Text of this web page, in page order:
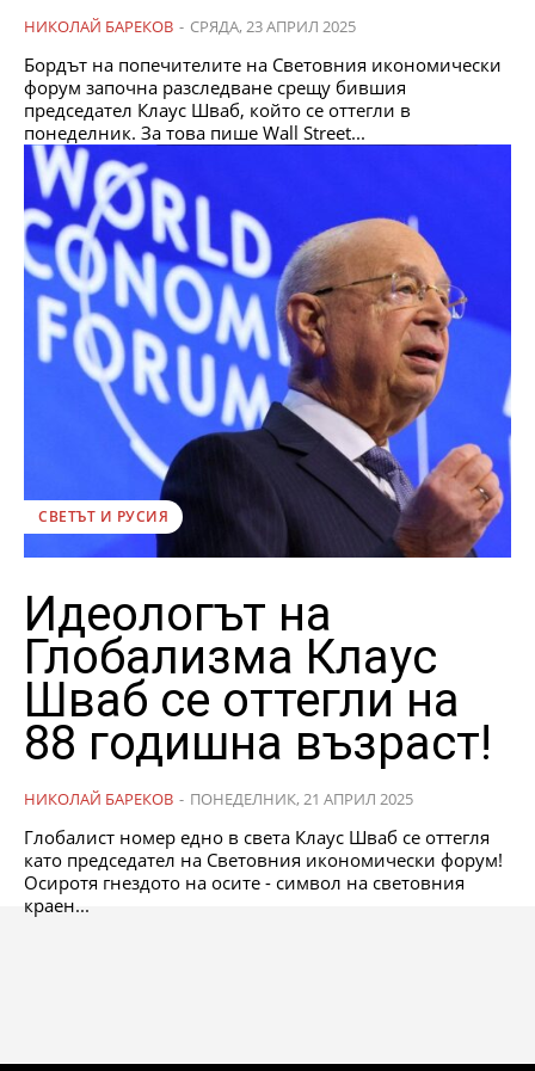
НИКОЛАЙ БАРЕКОВ - СРЯДА, 23 АПРИЛ 2025
Бордът на попечителите на Световния икономически
форум започна разследване срещу бившия
председател Клаус Шваб, който се оттегли в
понеделник. За това пише Wall Street...
СВЕТЪТ И РУСИЯ
Идеологът на
Глобализма Клаус
Шваб се оттегли на
88 годишна възраст!
НИКОЛАЙ БАРЕКОВ - ПОНЕДЕЛНИК, 21 АПРИЛ 2025
Глобалист номер едно в света Клаус Шваб се оттегля
като председател на Световния икономически форум!
Осиротя гнездото на осите - символ на световния
краен...